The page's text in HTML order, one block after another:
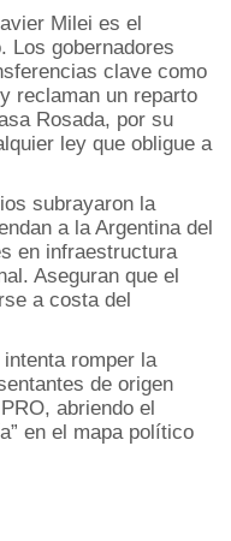
Milei es el
Los gobernadores
clave como
reclaman un reparto
Rosada, por su
ley que obligue a
subrayaron la
a la Argentina del
en infraestructura
Aseguran que el
a costa del
romper la
de origen
abriendo el
en el mapa político